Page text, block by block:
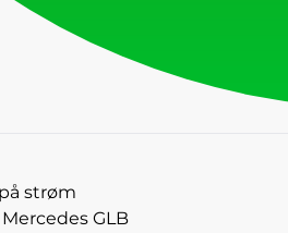
strøm
GLB